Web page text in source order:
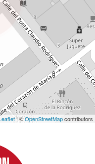
|©OpenStreetMapcontributors